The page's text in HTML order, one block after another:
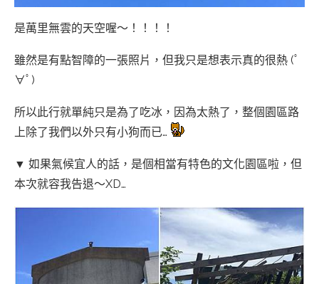
是萬里無雲的天空喔～！！！！
雖然是有點智障的一張照片，但我只是想表示真的很熱 (ﾟ
∀ﾟ)
所以此行就單純只是為了吃冰，因為太熱了，整個園區路
上除了我們以外只有小狗而已…
▼ 如果氣候宜人的話，是個相當有特色的文化園區啦，但
本次就容我告退～XD…